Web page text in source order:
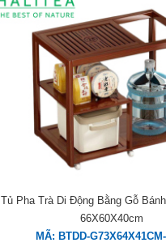
Tủ Pha Trà Di Động Bằng Gỗ
66X60X40cm
MÃ: BTDD-